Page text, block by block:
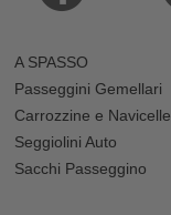
A SPASSO
Passeggini Gemellari
Carrozzine e Navicelle
Seggiolini Auto
Sacchi Passeggino